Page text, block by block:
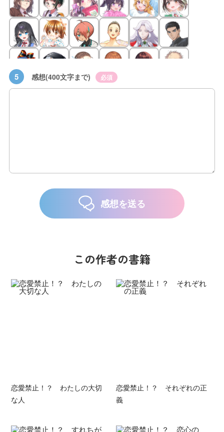
5 感想(400文字まで) 必須
感想を送る
この作者の書籍
恋愛禁止！？ わたしの大切
な人
恋愛禁止！？ それぞれの正
義